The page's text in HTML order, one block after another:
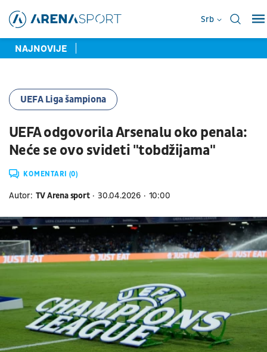
Srb
NAJNOVIJE
UEFA Liga šampiona
UEFA odgovorila Arsenalu oko penala:
Neće se ovo svideti "tobdžijama"
KOMENTARI (0)
Autor: TV Arena sport 30.04.2026 10:00